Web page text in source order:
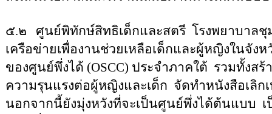
๕.๒ ศูนย์พิทักษ์สิทธิเด็กและสตรี โรงพยาบาล
เครือข่ายเพื่องานช่วยเหลือเด็กและผู้หญิงในจัง
ของศูนย์พึ่งได้ (OSCC) ประจำภาคใต้ รวมทั้งสร้
ความรุนแรงต่อผู้หญิงและเด็ก จัดทำหนังสือเลิก
นอกจากนี้ยังมุ่งหวังที่จะเป็นศูนย์พึ่งได้ต้นแบบ